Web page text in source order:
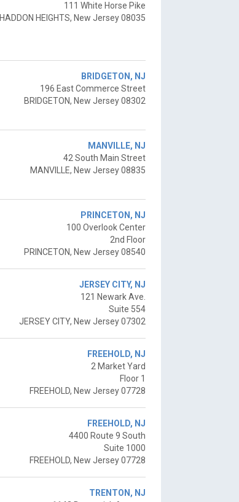
111 White Horse Pike
HADDON HEIGHTS, New Jersey 08035
BRIDGETON, NJ
196 East Commerce Street
BRIDGETON, New Jersey 08302
MANVILLE, NJ
42 South Main Street
MANVILLE, New Jersey 08835
PRINCETON, NJ
100 Overlook Center
2nd Floor
PRINCETON, New Jersey 08540
JERSEY CITY, NJ
121 Newark Ave.
Suite 554
JERSEY CITY, New Jersey 07302
FREEHOLD, NJ
2 Market Yard
Floor 1
FREEHOLD, New Jersey 07728
FREEHOLD, NJ
4400 Route 9 South
Suite 1000
FREEHOLD, New Jersey 07728
TRENTON, NJ